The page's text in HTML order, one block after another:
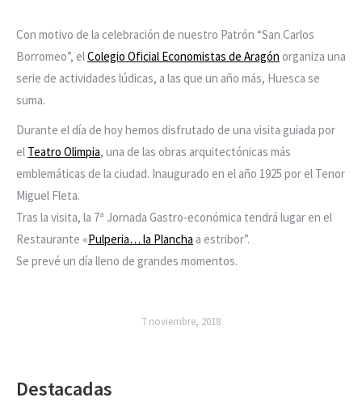
Con motivo de la celebración de nuestro Patrón “San Carlos
Borromeo”, elColegio Oficial Economistas de Aragón organiza una
serie de actividades lúdicas, a las que un año más, Huesca se
suma.
Durante el día de hoy hemos disfrutado de una visita guiada por
el Teatro Olimpia, una de las obras arquitectónicas más
emblemáticas de la ciudad. Inaugurado en el año 1925 por el Tenor
Miguel Fleta.
Tras la visita, la 7ª Jornada Gastro-económica tendrá lugar en el
Restaurante «Pulperia… la Plancha a estribor”.
Se prevé un día lleno de grandes momentos.
7 noviembre, 2018
Destacadas